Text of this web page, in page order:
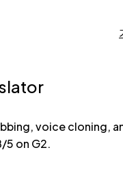
voice cloning,
5 on G2.